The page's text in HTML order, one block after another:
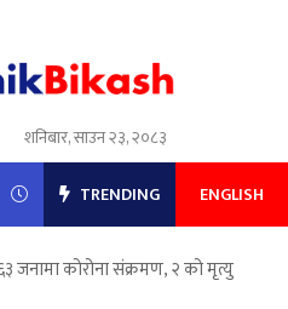
शनिबार, साउन २३, २०८३
TRENDING ENGLISH
जनामा कोरोना संक्रमण, २ को मृत्यु